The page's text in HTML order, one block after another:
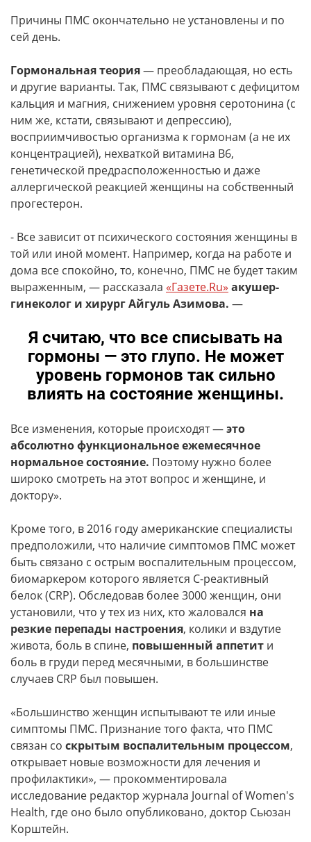
Причины ПМС окончательно не установлены и по
сей день.
Гормональная теория— преобладающая, но есть
и другие варианты. Так, ПМС связывают с дефицитом
кальция и магния, снижением уровня серотонина (с
ним же, кстати, связывают и депрессию),
восприимчивостью организма к гормонам (а не их
концентрацией), нехваткой витамина B6,
генетической предрасположенностью и даже
аллергической реакцией женщины на собственный
прогестерон.
- Все зависит от психического состояния женщины в
той или иной момент. Например, когда на работе и
дома все спокойно, то, конечно, ПМС не будет таким
выраженным, — рассказала «Газете.Ru» акушер-
гинеколог и хирург Айгуль Азимова. —
Я считаю, что все списывать на
гормоны — это глупо. Не может
уровень гормонов так сильно
влиять на состояние женщины.
Все изменения, которые происходят —это
абсолютно функциональное ежемесячное
нормальное состояние. Поэтому нужно более
широко смотреть на этот вопрос и женщине, и
доктору».
Кроме того, в 2016 году американские специалисты
предположили, что наличие симптомов ПМС может
быть связано с острым воспалительным процессом,
биомаркером которого является С-реактивный
белок (CRP). Обследовав более 3000 женщин, они
установили, что у тех из них, кто жаловался на
резкие перепады настроения, колики и вздутие
живота, боль в спине, повышенный аппетит и
боль в груди перед месячными, в большинстве
случаев CRP был повышен.
«Большинство женщин испытывают те или иные
симптомы ПМС. Признание того факта, что ПМС
связан со скрытым воспалительным процессом,
открывает новые возможности для лечения и
профилактики», — прокомментировала
исследование редактор журнала Journal of Women's
Health, где оно было опубликовано, доктор Сьюзан
Корштейн.